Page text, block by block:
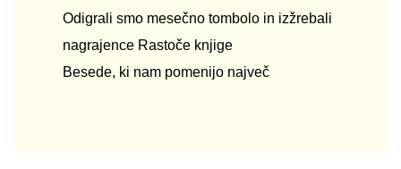
Odigrali smo mesečno tombolo in izžrebali
nagrajence Rastoče knjige
Besede, ki nam pomenijo največ